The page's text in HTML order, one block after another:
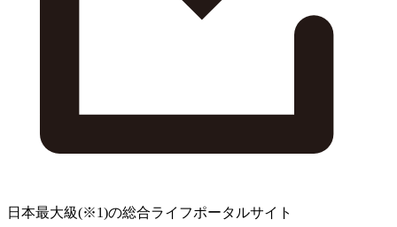
日本最大級(※1)の総合ライフポータルサイト